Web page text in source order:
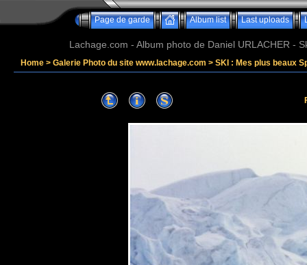
Page de garde Album list Last uploads
Lachage.com - Album photo de Daniel URLACHER -
Home > Galerie Photo du site www.lachage.com > SKI : Mes plus beaux